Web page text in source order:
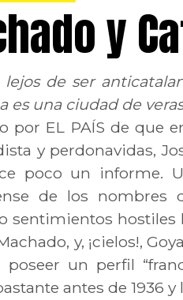
y
lejos de ser
es una ciudad de
por EL PAÍS de que
y perdonavidas,
poco un informe.
de los nombres
sentimientos hostiles
y, ¡cielos!,
poseer un perfil
antes de 1936